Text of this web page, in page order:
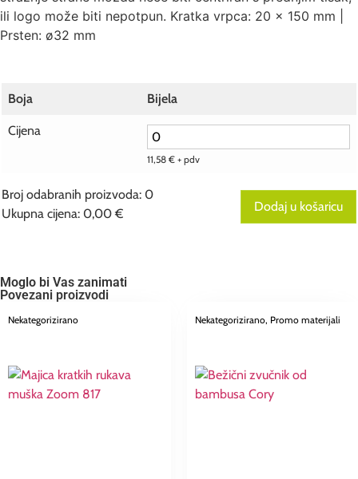
ili logo može biti nepotpun. Kratka vrpca: 20 x 150 mm |
Prsten: ø32 mm
Boja Bijela
Cijena
11,58 € + pdv
Broj odabranih proizvoda: 0
Ukupna cijena: 0,00 €
Your
total
0,00 €
Dodaj u košaricu
Moglo bi Vas zanimati
Povezani proizvodi
Nekategorizirano Nekategorizirano, Promo materijali